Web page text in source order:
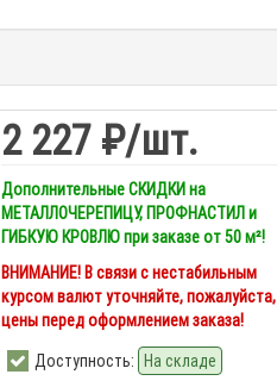
2 227 ₽/шт.
Дополнительные СКИДКИ на
МЕТАЛЛОЧЕРЕПИЦУ, ПРОФНАСТИЛ и
ГИБКУЮ КРОВЛЮ при заказе от 50 м²!
ВНИМАНИЕ! В связи с нестабильным
курсом валют уточняйте, пожалуйста,
цены перед оформлением заказа!
Доступность: На складе